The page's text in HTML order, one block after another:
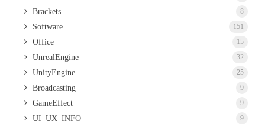
Brackets
8
Software 151
Office 15
UnrealEngine 32
UnityEngine 25
Broadcasting 9
GameEffect 9
UI_UX_INFO 9